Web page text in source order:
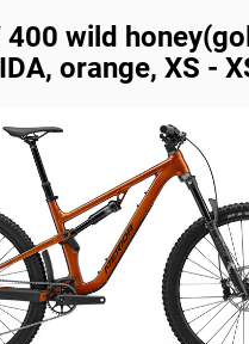
400 wild
orange, XS -